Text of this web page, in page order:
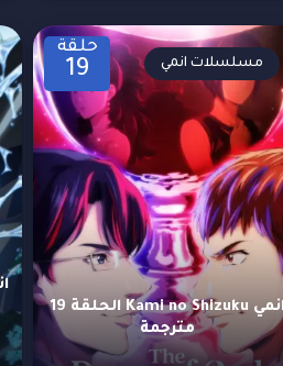
حلقة
19
انمي Kami no Shizuku الحلقة 19
مترجمة
مسلسلات انمي